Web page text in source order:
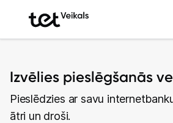
Izvēlies pieslēgšanās
Pieslēdzies ar savu
ātri un droši.